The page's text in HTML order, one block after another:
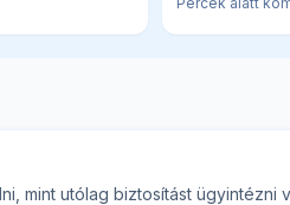
mint utólag biztosítást ügyintézni